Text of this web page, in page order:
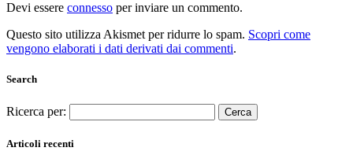
Devi essere connesso per inviare un commento.
Questo sito utilizza Akismet per ridurre lo spam. Scopri come
vengono elaborati i dati derivati dai commenti.
Search
Ricerca per:
Articoli recenti